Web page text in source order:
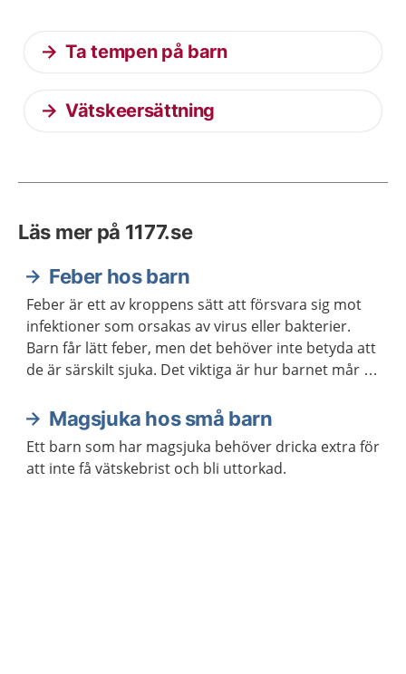
Ta tempen på barn
Vätskeersättning
Läs mer på 1177.se
Feber hos barn
Feber är ett av kroppens sätt att försvara sig mot
infektioner som orsakas av virus eller bakterier.
Barn får lätt feber, men det behöver inte betyda att
de är särskilt sjuka. Det viktiga är hur barnet mår i
Magsjuka hos små barn
Ett barn som har magsjuka behöver dricka extra för
att inte få vätskebrist och bli uttorkad.